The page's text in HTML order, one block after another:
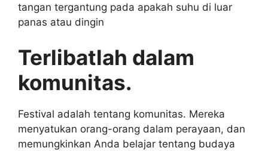
tangan tergantung pada apakah suhu di luar
panas atau dingin
Terlibatlah dalam
komunitas.
Festival adalah tentang komunitas. Mereka
menyatukan orang-orang dalam perayaan, dan
memungkinkan Anda belajar tentang budaya